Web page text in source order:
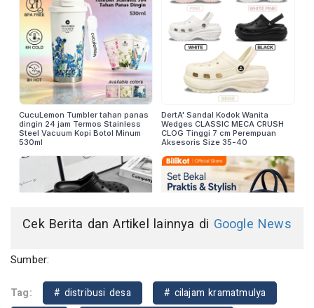
Cek Berita dan Artikel lainnya di Google News
Sumber:
Tag: # distribusi desa
# cilajam kramatmulya